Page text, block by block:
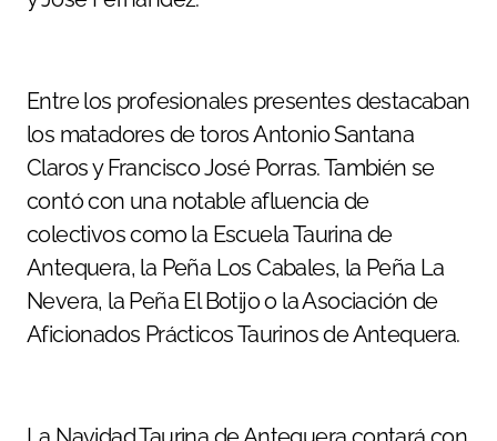
Entre los profesionales presentes destacaban
los matadores de toros Antonio Santana
Claros y Francisco José Porras. También se
contó con una notable afluencia de
colectivos como la Escuela Taurina de
Antequera, la Peña Los Cabales, la Peña La
Nevera, la Peña El Botijo o la Asociación de
Aficionados Prácticos Taurinos de Antequera.